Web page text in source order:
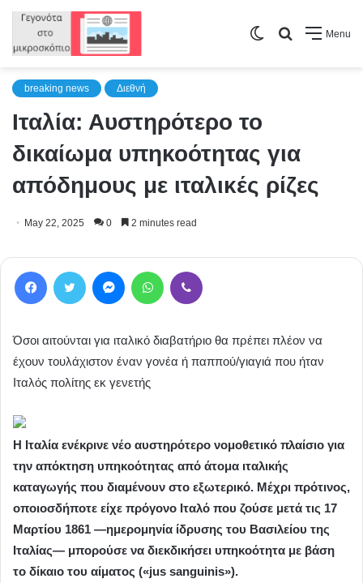
Menu
Search
Switch
breaking news Διεθνή
Ιταλία: Αυστηρότερο το
δικαίωμα υπηκοότητας για
απόδημους με ιταλικές ρίζες
May 22, 2025 0 2 minutes read
Facebook Twitter MessengerWhatsApp
Όσοι αιτούνται για ιταλικό διαβατήριο θα πρέπει πλέον να
έχουν τουλάχιστον έναν γονέα ή παππού/γιαγιά που ήταν
Ιταλός πολίτης εκ γενετής
Η Ιταλία ενέκρινε νέο αυστηρότερο νομοθετικό πλαίσιο για
την απόκτηση υπηκοότητας από άτομα ιταλικής
καταγωγής που διαμένουν στο εξωτερικό. Μέχρι πρότινος,
οποιοσδήποτε είχε πρόγονο Ιταλό που ζούσε μετά τις 17
Μαρτίου 1861 —ημερομηνία ίδρυσης του Βασιλείου της
Ιταλίας— μπορούσε να διεκδικήσει υπηκοότητα με βάση
το δίκαιο του αίματος («jus sanguinis»).